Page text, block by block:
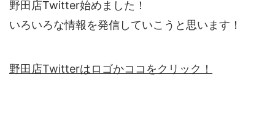
野田店Twitter始めました！
いろいろな情報を発信していこうと思います！
野田店Twitterはロゴかココをクリック！